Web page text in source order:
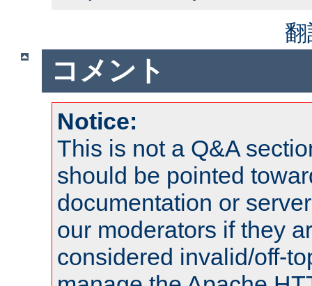
コメント
Notice:
This is not a Q&A
should be pointed
documentation or
our moderators if they
considered invalid/off-